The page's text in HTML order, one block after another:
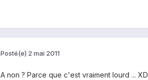
Posté(e) 2 mai 2011
A non ? Parce que c'est vraiment lourd ... XD